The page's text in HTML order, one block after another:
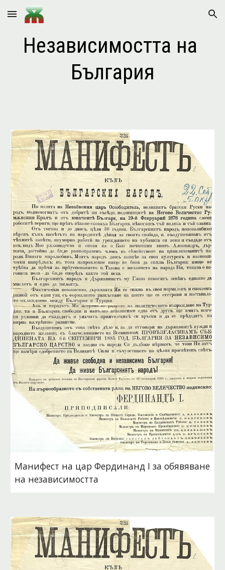
Skip to main content Skip to navigation
Независимостта на
България
Манифест на цар Фердинанд I за обявяване
на независимостта